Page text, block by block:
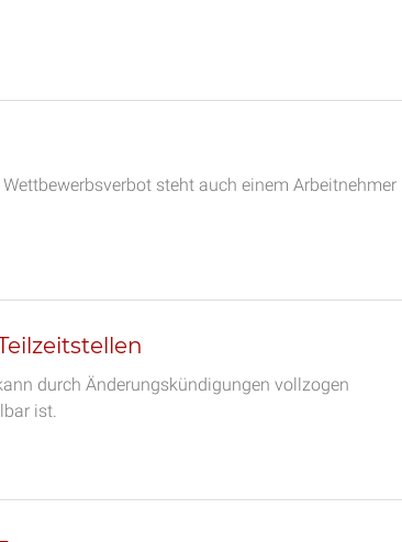
steht auch einem Arbeitnehmer
durch Änderungskündigungen vollzogen
ist.